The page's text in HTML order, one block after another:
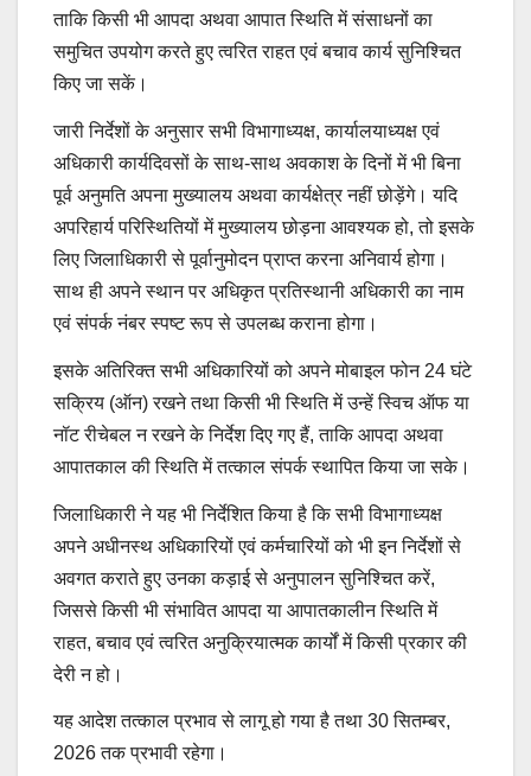
ताकि किसी भी आपदा अथवा आपात स्थिति में संसाधनों का
समुचित उपयोग करते हुए त्वरित राहत एवं बचाव कार्य सुनिश्चित
किए जा सकें।
जारी निर्देशों के अनुसार सभी विभागाध्यक्ष, कार्यालयाध्यक्ष एवं
अधिकारी कार्यदिवसों के साथ-साथ अवकाश के दिनों में भी बिना
पूर्व अनुमति अपना मुख्यालय अथवा कार्यक्षेत्र नहीं छोड़ेंगे। यदि
अपरिहार्य परिस्थितियों में मुख्यालय छोड़ना आवश्यक हो, तो इसके
लिए जिलाधिकारी से पूर्वानुमोदन प्राप्त करना अनिवार्य होगा।
साथ ही अपने स्थान पर अधिकृत प्रतिस्थानी अधिकारी का नाम
एवं संपर्क नंबर स्पष्ट रूप से उपलब्ध कराना होगा।
इसके अतिरिक्त सभी अधिकारियों को अपने मोबाइल फोन 24 घंटे
सक्रिय (ऑन) रखने तथा किसी भी स्थिति में उन्हें स्विच ऑफ या
नॉट रीचेबल न रखने के निर्देश दिए गए हैं, ताकि आपदा अथवा
आपातकाल की स्थिति में तत्काल संपर्क स्थापित किया जा सके।
जिलाधिकारी ने यह भी निर्देशित किया है कि सभी विभागाध्यक्ष
अपने अधीनस्थ अधिकारियों एवं कर्मचारियों को भी इन निर्देशों से
अवगत कराते हुए उनका कड़ाई से अनुपालन सुनिश्चित करें,
जिससे किसी भी संभावित आपदा या आपातकालीन स्थिति में
राहत, बचाव एवं त्वरित अनुक्रियात्मक कार्यों में किसी प्रकार की
देरी न हो।
यह आदेश तत्काल प्रभाव से लागू हो गया है तथा 30 सितम्बर,
2026 तक प्रभावी रहेगा।